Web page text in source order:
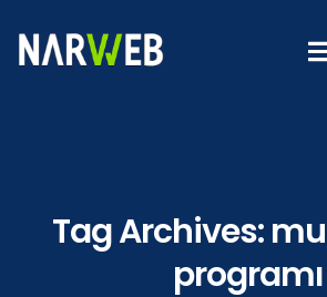
Tag Archives:
programı